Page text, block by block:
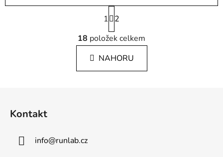
O
v
l
á
d
S
t
r
á
n
k
1
2
18 položek celkem
NAHORU
Kontakt
info@runlab.cz